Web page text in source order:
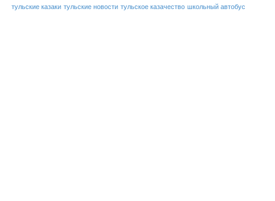
тульские казаки тульские новости тульское казачество школьный автобус